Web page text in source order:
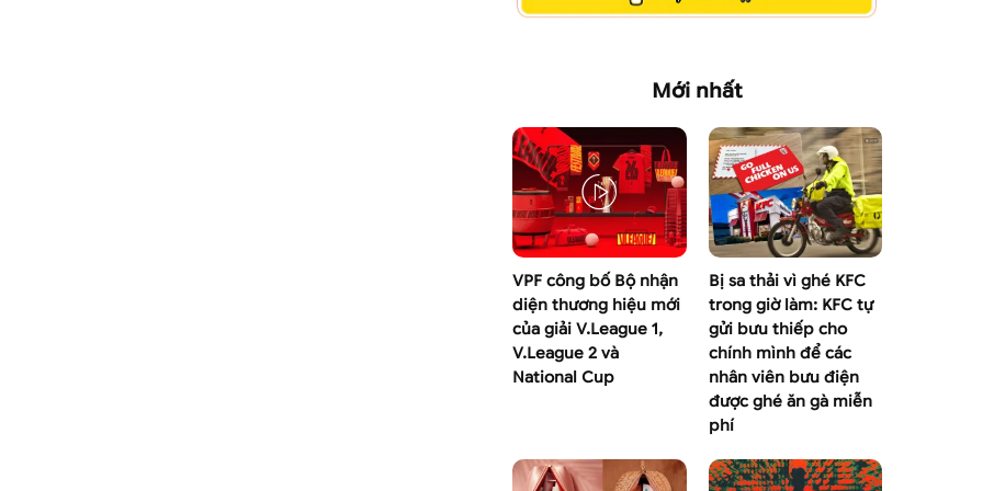
Mới nhất
VPF công bố Bộ nhận
diện thương hiệu mới
của giải V.League 1,
V.League 2 và
National Cup
Bị sa thải vì ghé KFC
trong giờ làm: KFC tự
gửi bưu thiếp cho
chính mình để các
nhân viên bưu điện
được ghé ăn gà miễn
phí